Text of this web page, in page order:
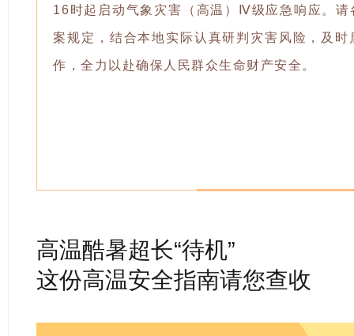
16时起启动气象灾害（高温）Ⅳ级应急响应。
案规定，结合本地实际认真研判灾害风险，及
作，全力以赴确保人民群众生命财产安全。
高温酷暑超长“待机”
这份高温安全指南请您查收